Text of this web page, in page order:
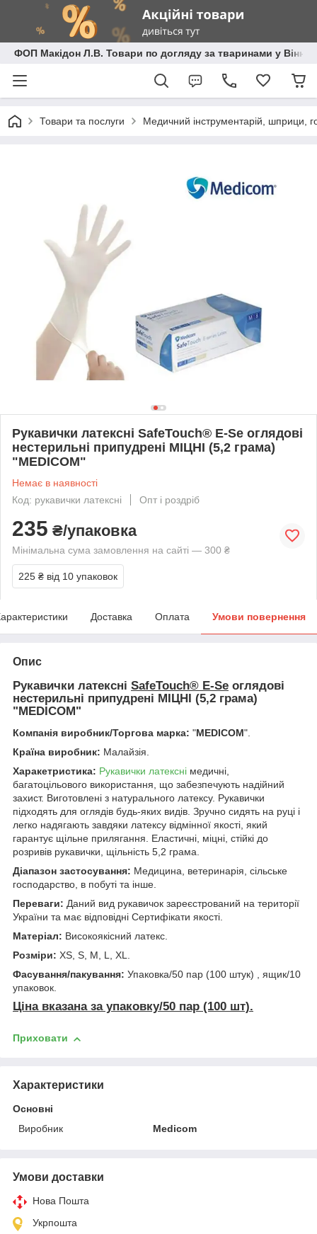
ФОП Макідон Л.В. Товари по догляду за тваринами у
Товари та послуги Медичний інструментарій, шприци,
Рукавички латексні SafeTouch® E-Se оглядові
нестерильні припудрені МІЦНІ (5,2 грама)
"MEDICOM"
Немає в наявності
Код: рукавички латексні
Опт і роздріб
235 ₴/упаковка
Мінімальна сума замовлення на сайті — 300 ₴
225 ₴ від 10 упаковок
Доставка Оплата Умови повернення
Опис
Рукавички латексні SafeTouch® E-Se оглядові
нестерильні припудрені МІЦНІ (5,2 грама)
"MEDICOM"
Компанія виробник/Торгова марка: "MEDICOM".
Країна виробник: Малайзія.
Харакетристика: Рукавички латексні медичні,
багатоцільового використання, що забезпечують надійний
захист. Виготовлені з натурального латексу. Рукавички
підходять для оглядів будь-яких видів. Зручно сидять на руці і
легко надягають завдяки латексу відмінної якості, який
гарантує щільне прилягання. Еластичні, міцні, стійкі до
розривів рукавички, щільність 5,2 грама.
Діапазон застосування: Медицина, ветеринарія, сільське
господарство, в побуті та інше.
Переваги: Даний вид рукавичок зареєстрований на території
України та має відповідні Сертифікати якості.
Матеріал: Високоякісний латекс.
Розміри: XS, S, M, L, XL.
Фасування/пакування: Упаковка/50 пар (100 штук) , ящик/10
упаковок.
Ціна вказана за упаковку/50 пар (100 шт).
Приховати
Характеристики
Основні
Виробник
Medicom
Умови доставки
Нова Пошта
Укрпошта